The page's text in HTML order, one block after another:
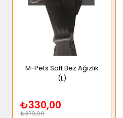
M-Pets Soft Bez Ağızlık
(L)
₺330,00
₺370,00